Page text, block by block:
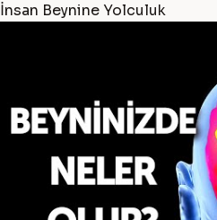
İnsan Beynine Yolculuk